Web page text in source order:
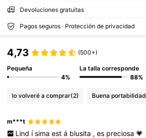
Devoluciones gratuitas
Pagos seguros · Protección de privacidad
4,73 (500+)
Pequeña
4%
La talla corresponde
88%
lo volveré a comprar(2) Buena portabilidad
m***t
Lind ísima est á blusita , es preciosa 💗